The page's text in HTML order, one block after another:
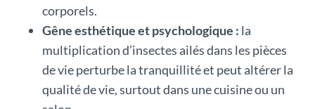
corporels.
Gêne esthétique et psychologique : la
multiplication d’insectes ailés dans les pièces
de vie perturbe la tranquillité et peut altérer la
qualité de vie, surtout dans une cuisine ou un